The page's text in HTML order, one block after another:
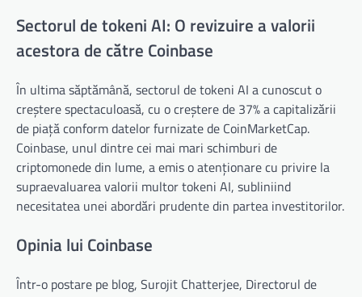
Sectorul de tokeni AI: O revizuire a valorii
acestora de către Coinbase
În ultima săptămână, sectorul de tokeni AI a cunoscut o
creștere spectaculoasă, cu o creștere de 37% a capitalizării
de piață conform datelor furnizate de CoinMarketCap.
Coinbase, unul dintre cei mai mari schimburi de
criptomonede din lume, a emis o atenționare cu privire la
supraevaluarea valorii multor tokeni AI, subliniind
necesitatea unei abordări prudente din partea investitorilor.
Opinia lui Coinbase
Într-o postare pe blog, Surojit Chatterjee, Directorul de